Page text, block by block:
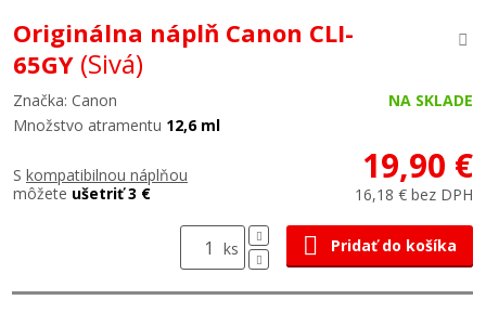
Originálna náplň Canon CLI-
65GY (Sivá)
Značka: Canon
NA SKLADE
Množstvo atramentu 12,6 ml
S kompatibilnou náplňou
môžete ušetriť 3 €
19,90 €
16,18 € bez DPH
ks Pridať do košíka